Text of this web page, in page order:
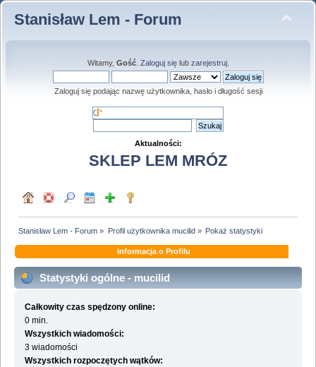
Stanisław Lem - Forum
Witamy, Gość. Zaloguj sięlub zarejestruj.
Zaloguj się podając nazwę użytkownika, hasło i długość sesji
Aktualności:
SKLEP LEM MRÓZ
Stanisław Lem - Forum » Profil użytkownika mucilid» Pokaż statystyki
Informacja o Profilu
Statystyki ogólne - mucilid
Całkowity czas spędzony online:
0 min.
Wszystkich wiadomości:
3 wiadomości
Wszystkich rozpoczętych wątków: